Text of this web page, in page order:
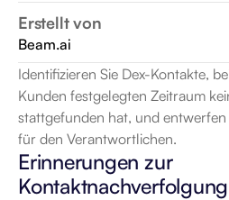
Erstellt von
Beam.ai
Identifizieren Sie Dex-Kontakte,
Kunden festgelegten Zeitraum
stattgefunden hat, und
für den Verantwortlichen.
Erinnerungen zur
Kontaktnachverfolgung